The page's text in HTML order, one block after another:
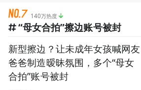
140万热度
“母女合拍”擦边账号被封
新型擦边？让未成年女孩喊网友
爸爸制造暧昧氛围，多个“母女
合拍”账号被封